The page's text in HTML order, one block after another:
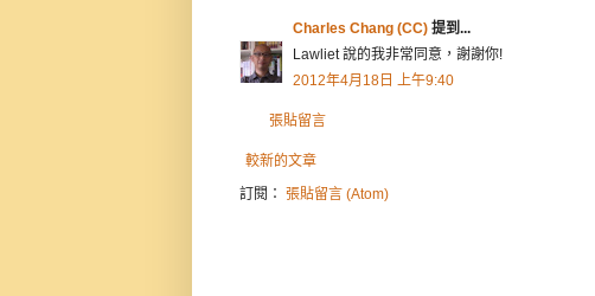
Charles Chang (CC) 提到...
Lawliet 說的我非常同意，謝謝你!
2012年4月18日 上午9:40
張貼留言
較新的文章
訂閱： 張貼留言 (Atom)